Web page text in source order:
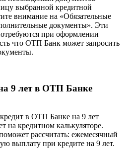
выбранной кредитной
внимание на «Обязательные
документы». Эти
при оформлении
что ОТП Банк может запросить
9 лет в ОТП Банке
в ОТП Банке на 9 лет
на кредитном калькуляторе.
рассчитать: ежемесячный
выплату при кредите на 9 лет.